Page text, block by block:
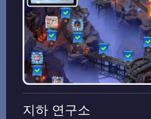
지하 연구소